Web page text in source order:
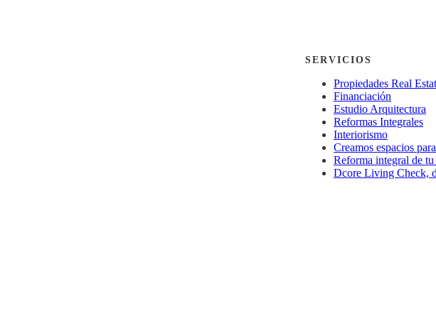
SERVICIOS
Propiedades Real
Financiación
Estudio Arquitectura
Reformas Integrales
Interiorismo
Creamos espacios
Reforma integral de
Dcore Living Check,